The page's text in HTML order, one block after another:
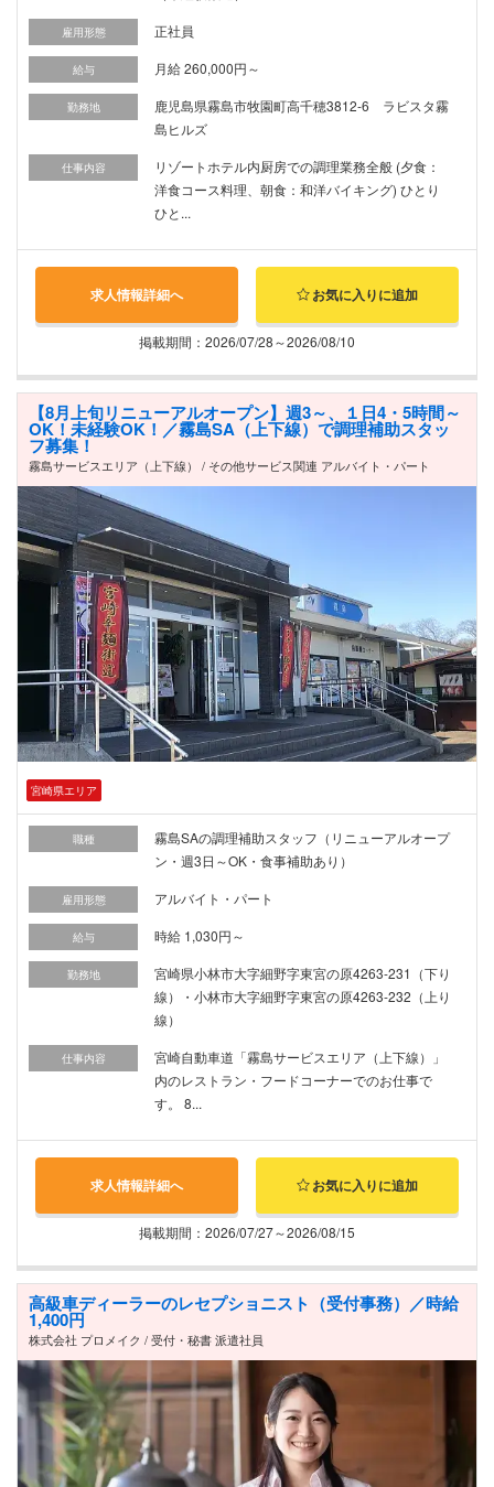
雇用形態 正社員
給与 月給 260,000円～
勤務地
鹿児島県霧島市牧園町高千穂3812-6 ラビスタ霧
島ヒルズ
仕事内容
リゾートホテル内厨房での調理業務全般 (夕食：
洋食コース料理、朝食：和洋バイキング) ひとり
ひと...
求人情報詳細へ お気に入りに追加
掲載期間：2026/07/28～2026/08/10
【8月上旬リニューアルオープン】週3～、１日4・5時間～
OK！未経験OK！／霧島SA（上下線）で調理補助スタッ
フ募集！
霧島サービスエリア（上下線） / その他サービス関連 アルバイト・パート
宮崎県エリア
職種
霧島SAの調理補助スタッフ（リニューアルオープ
ン・週3日～OK・食事補助あり）
雇用形態 アルバイト・パート
給与 時給 1,030円～
勤務地
宮崎県小林市大字細野字東宮の原4263-231（下り
線）・小林市大字細野字東宮の原4263-232（上り
線）
仕事内容
宮崎自動車道「霧島サービスエリア（上下線）」
内のレストラン・フードコーナーでのお仕事で
す。 8...
求人情報詳細へ お気に入りに追加
掲載期間：2026/07/27～2026/08/15
高級車ディーラーのレセプショニスト（受付事務）／時給
1,400円
株式会社 プロメイク / 受付・秘書 派遣社員